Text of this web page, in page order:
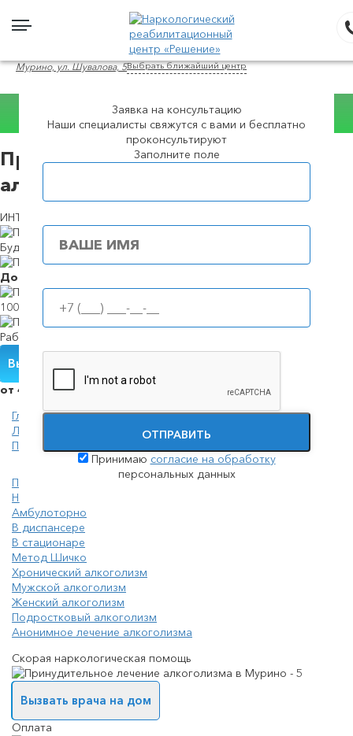
Мурино, ул. Шувалова, 5Выбрать ближайший центр
Консультация WhatsApp
Принудительное лечение
алкоголизма в Мурино
ИНТЕРВЕНЦИЯ НА ПРОХОЖДЕНИЕ РЕАБИЛИТАЦИИ
Будем в течение39 минут
Доступные
100% анонимность
Работаем
Вызвать нарколога
от 4000 руб.
Главная
Лечение алкоголизма
Принудительное лечение алкоголизма (интервенция)
Принудительное лечение алкоголизма (интервенция)
На дому
Амбулоторно
В диспансере
В стационаре
Метод Шичко
Хронический алкоголизм
Мужской алкоголизм
Женский алкоголизм
Подростковый алкоголизм
Анонимное лечение алкоголизма
Скорая наркологическая помощь
Вызвать врача на дом
Оплата
Заявка на консультацию
Наши специалисты свяжутся с вами и бесплатно
проконсультируют
Заполните поле
ОТПРАВИТЬ
Принимаю согласие на обработку
персональных данных